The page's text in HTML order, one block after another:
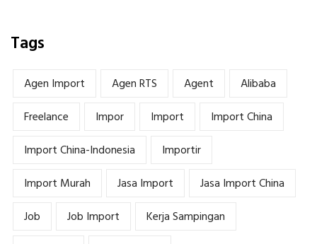
Tags
Agen Import Agen RTS Agent
Alibaba
Freelance
Impor Import
Import China
Import China-Indonesia
Importir
Import Murah
Jasa Import
Jasa Import China
Job
Job Import
Kerja Sampingan